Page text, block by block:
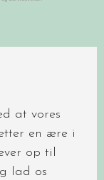
at vores
en ære i
op til
lad os